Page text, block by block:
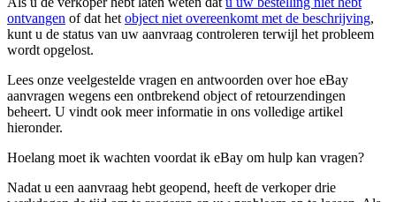
ontvangen of dat het object niet overeenkomt met de beschrijving,
kunt u de status van uw aanvraag controleren terwijl het probleem
wordt opgelost.
Lees onze veelgestelde vragen en antwoorden over hoe eBay
aanvragen wegens een ontbrekend object of retourzendingen
beheert. U vindt ook meer informatie in ons volledige artikel
hieronder.
Hoelang moet ik wachten voordat ik eBay om hulp kan vragen?
Nadat u een aanvraag hebt geopend, heeft de verkoper drie